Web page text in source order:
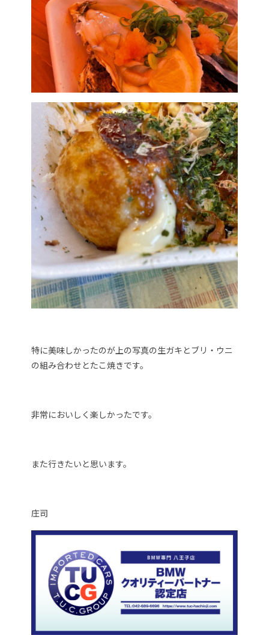
特に美味しかったのが上の写真の生ガキとブリ・ウニ
の組み合わせとたこ焼きです。
非常においしく楽しかったです。
また行きたいと思います。
庄司